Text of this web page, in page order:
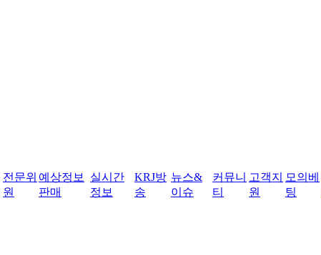
전문위
원
예상정보
판매
실시간
정보
KRJ방
송
뉴스&
이슈
커뮤니
티
고객지
원
모의베
팅